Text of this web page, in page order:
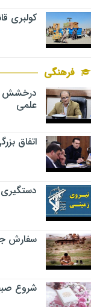
کولبری
فرهنگی
درخشش
علمی
اتفاق
دستگیری ۸ نفر از اشرار مسلح
سفارش
شروع